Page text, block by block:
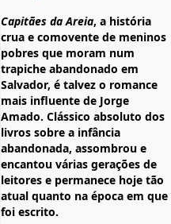
Capitães da Areia, a história
crua e comovente de meninos
pobres que moram num
trapiche abandonado em
Salvador, é talvez o romance
mais influente de Jorge
Amado. Clássico absoluto dos
livros sobre a infância
abandonada, assombrou e
encantou várias gerações de
leitores e permanece hoje tão
atual quanto na época em que
foi escrito.